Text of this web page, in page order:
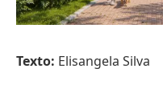
Texto: Elisangela Silva